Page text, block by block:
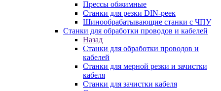
Прессы обжимные
Станки для резки DIN-реек
Шинообрабатывающие станки с ЧПУ
Станки для обработки проводов и кабелей
Назад
Станки для обработки проводов и
кабелей
Станки для мерной резки и зачистки
кабеля
Станки для зачистки кабеля